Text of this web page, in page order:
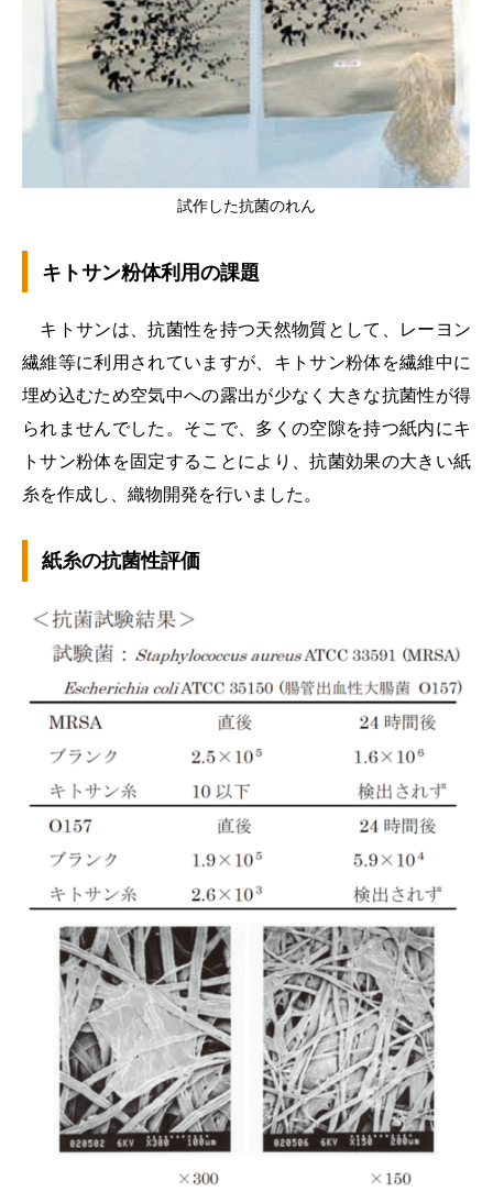
試作した抗菌のれん
キトサン粉体利用の課題
キトサンは、抗菌性を持つ天然物質として、レーヨン
繊維等に利用されていますが、キトサン粉体を繊維中に
埋め込むため空気中への露出が少なく大きな抗菌性が得
られませんでした。そこで、多くの空隙を持つ紙内にキ
トサン粉体を固定することにより、抗菌効果の大きい紙
糸を作成し、織物開発を行いました。
紙糸の抗菌性評価